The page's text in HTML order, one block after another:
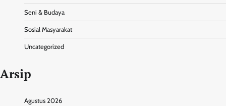
Seni & Budaya
Sosial Masyarakat
Uncategorized
Arsip
Agustus 2026